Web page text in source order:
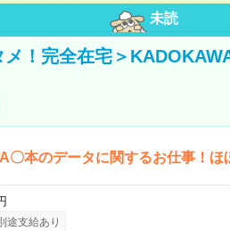
未読
！完全在宅＞
〇本のデータに関するお仕事！ほ
途支給あり